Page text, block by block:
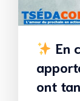
En
ont